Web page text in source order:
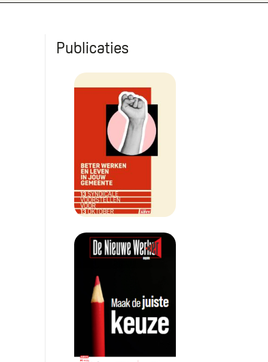
Publicaties
Beter werken en leven in
De Nieuwe Werker 3 - 2024